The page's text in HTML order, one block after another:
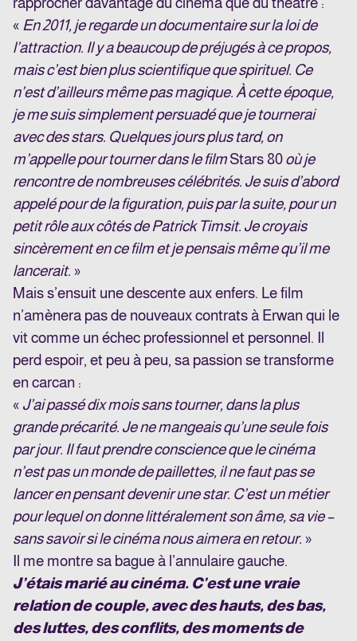
« En 2011, je regarde un documentaire sur la loi de
l’attraction. Il y a beaucoup de préjugés à ce propos,
mais c’est bien plus scientifique que spirituel. Ce
n’est d’ailleurs même pas magique. À cette époque,
je me suis simplement persuadé que je tournerai
avec des stars. Quelques jours plus tard, on
m’appelle pour tourner dans le filmStars 80où je
rencontre de nombreuses célébrités. Je suis d’abord
appelé pour de la figuration, puis par la suite, pour un
petit rôle aux côtés de Patrick Timsit. Je croyais
sincèrement en ce film et je pensais même qu’il me
lancerait. »
Mais s’ensuit une descente aux enfers. Le film
n’amènera pas de nouveaux contrats à Erwan qui le
vit comme un échec professionnel et personnel. Il
perd espoir, et peu à peu, sa passion se transforme
en carcan :
« J’ai passé dix mois sans tourner, dans la plus
grande précarité. Je ne mangeais qu’une seule fois
par jour. Il faut prendre conscience que le cinéma
n’est pas un monde de paillettes, il ne faut pas se
lancer en pensant devenir une star. C’est un métier
pour lequel on donne littéralement son âme, sa vie –
sans savoir si le cinéma nous aimera en retour. »
Il me montre sa bague à l’annulaire gauche.
J’étais marié au cinéma. C’est une vraie
relation de couple, avec des hauts, des bas,
des luttes, des conflits, des moments de